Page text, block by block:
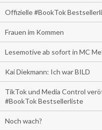
Offizielle #BookTok
Frauen im Kommen
Lesemotive ab sofort in MC
Kai Diekmann: Ich war BILD
TikTok und Media Control
#BookTok Bestsellerliste
Noch wach?